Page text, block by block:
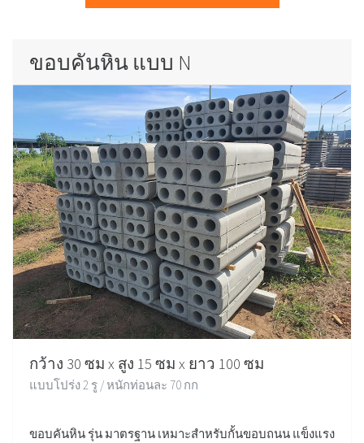
ขอบคันหิน แบบ N
กว้าง 30 ซม x สูง 15 ซม x ยาว 100 ซม
แบบโปร่ง 2 รู / หนักท่อนละ 70 กก
ขอบคันหิน รุ่น มาตรฐาน เหมาะสำหรับกั้นขอบถนน แข็งแรง